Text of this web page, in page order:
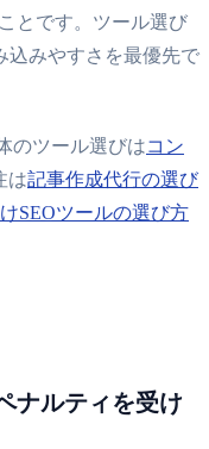
とです。ツール選び
込みやすさを最優先で
のツール選びはコン
は記事作成代行の選び
SEOツールの選び方
ナルティを受け